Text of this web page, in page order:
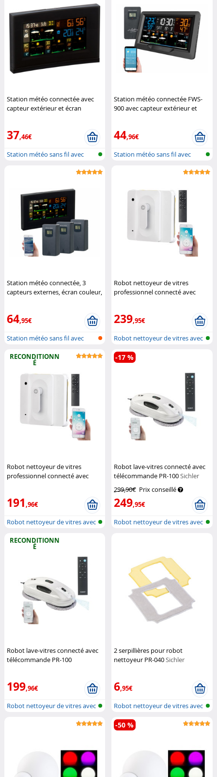
Station météo connectée avec
capteur extérieur et écran
37,46€
Station météo sans fil avec
Station météo connectée FWS-
900 avec capteur extérieur et
44,96€
Station météo sans fil avec
Station météo connectée, 3
capteurs externes, écran couleur,
64,95€
Station météo sans fil avec
Robot nettoyeur de vitres
professionnel connecté avec
239,95€
Robot nettoyeur de vitres avec
blue...
RECONDITIONN
É
Robot nettoyeur de vitres
professionnel connecté avec
191,96€
Robot nettoyeur de vitres avec
Robot lave-vitres connecté avec
télécommande PR-100Sichler
299,90€ Prix conseillé
249,95€
-17 %
Robot nettoyeur de vitres avec
RECONDITIONN
É
Robot lave-vitres connecté avec
télécommande PR-100
199,96€
Robot nettoyeur de vitres avec
2 serpillières pour robot
nettoyeur PR-040Sichler
6,95€
Robot nettoyeur de vitres avec
blue...
-50 %